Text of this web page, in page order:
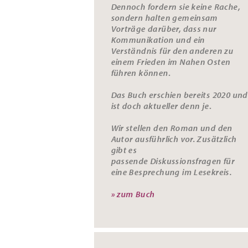
Dennoch fordern sie keine Rache,
sondern halten gemeinsam
Vorträge darüber, dass nur
Kommunikation und ein
Verständnis für den anderen zu
einem Frieden im Nahen Osten
führen können.
Das Buch erschien bereits 2020 und
ist doch aktueller denn je.
Wir stellen den Roman und den
Autor ausführlich vor. Zusätzlich
gibt es
passendeDiskussionsfragenfür
eine Besprechung im Lesekreis.
» zum Buch